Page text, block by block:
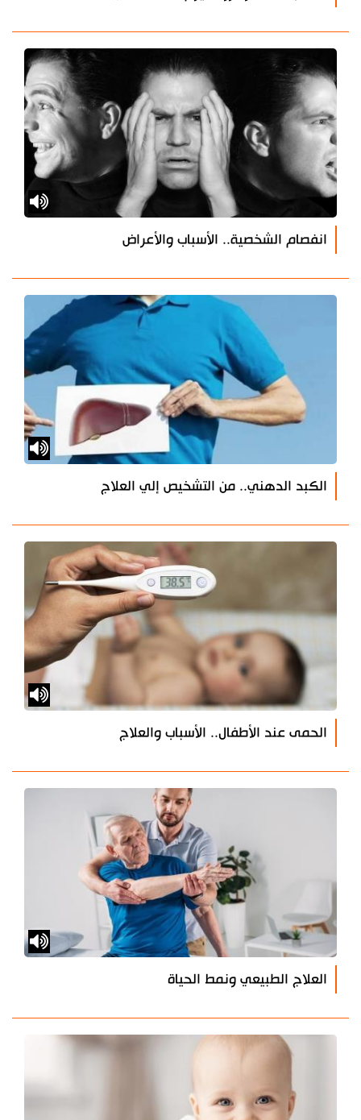
انفصام الشخصية.. الأسباب والأعراض
الكبد الدهني.. من التشخيص إلي العلاج
الحمى عند الأطفال.. الأسباب والعلاج
العلاج الطبيعي ونمط الحياة